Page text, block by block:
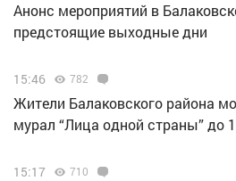
Анонс мероприятий в
предстоящие выходные дни
15:46 782
Жители Балаковского района
мурал “Лица одной страны” до
15:17 710